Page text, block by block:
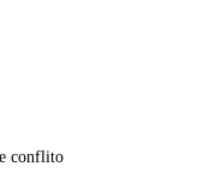
conflito